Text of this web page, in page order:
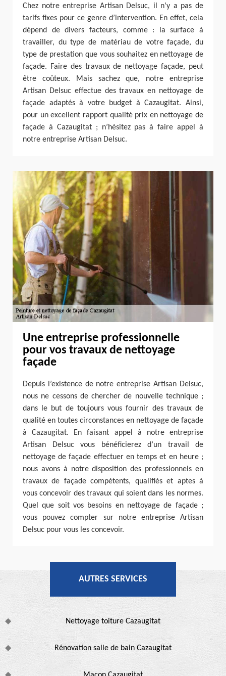
Chez notre entreprise Artisan Delsuc, il n’y a pas de
tarifs fixes pour ce genre d’intervention. En effet, cela
dépend de divers facteurs, comme : la surface à
travailler, du type de matériau de votre façade, du
type de prestation que vous souhaitez en nettoyage de
façade. Faire des travaux de nettoyage façade, peut
être coûteux. Mais sachez que, notre entreprise
Artisan Delsuc effectue des travaux en nettoyage de
façade adaptés à votre budget à Cazaugitat. Ainsi,
pour un excellent rapport qualité prix en nettoyage de
façade à Cazaugitat ; n’hésitez pas à faire appel à
notre entreprise Artisan Delsuc.
Une entreprise professionnelle
pour vos travaux de nettoyage
façade
Depuis l’existence de notre entreprise Artisan Delsuc,
nous ne cessons de chercher de nouvelle technique ;
dans le but de toujours vous fournir des travaux de
qualité en toutes circonstances en nettoyage de façade
à Cazaugitat. En faisant appel à notre entreprise
Artisan Delsuc vous bénéficierez d’un travail de
nettoyage de façade effectuer en temps et en heure ;
nous avons à notre disposition des professionnels en
travaux de façade compétents, qualifiés et aptes à
vous concevoir des travaux qui soient dans les normes.
Quel que soit vos besoins en nettoyage de façade ;
vous pouvez compter sur notre entreprise Artisan
Delsuc pour vous les concevoir.
AUTRES SERVICES
Nettoyage toiture Cazaugitat
Rénovation salle de bain Cazaugitat